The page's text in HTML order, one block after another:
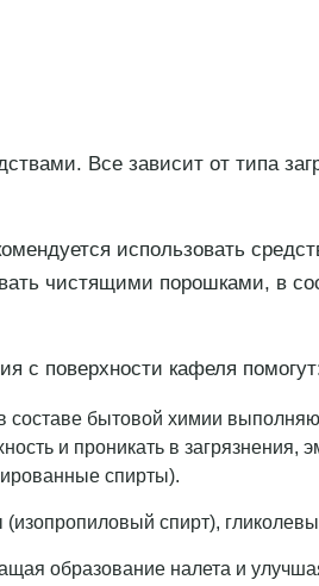
Все зависит от типа
использовать
чистящими порошками, в
с поверхности кафеля
бытовой химии
и проникать в загрязнения,
спирты).
спирт),
образование налета и